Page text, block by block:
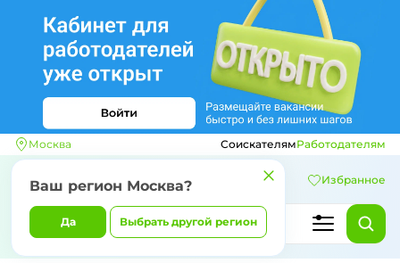
Москва
Ваш регион Москва?
Да Выбрать другой регион
СоискателямРаботодателям
Избранное